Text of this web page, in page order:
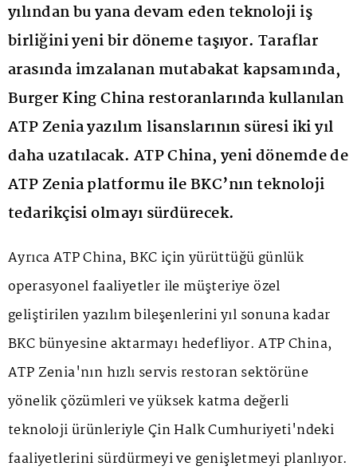
yılından bu yana devam eden teknoloji iş
birliğini yeni bir döneme taşıyor. Taraflar
arasında imzalanan mutabakat kapsamında,
Burger King China restoranlarında kullanılan
ATP Zenia yazılım lisanslarının süresi iki yıl
daha uzatılacak. ATP China, yeni dönemde de
ATP Zenia platformu ile BKC’nın teknoloji
tedarikçisi olmayı sürdürecek.
Ayrıca ATP China, BKC için yürüttüğü günlük
operasyonel faaliyetler ile müşteriye özel
geliştirilen yazılım bileşenlerini yıl sonuna kadar
BKC bünyesine aktarmayı hedefliyor. ATP China,
ATP Zenia'nın hızlı servis restoran sektörüne
yönelik çözümleri ve yüksek katma değerli
teknoloji ürünleriyle Çin Halk Cumhuriyeti'ndeki
faaliyetlerini sürdürmeyi ve genişletmeyi planlıyor.